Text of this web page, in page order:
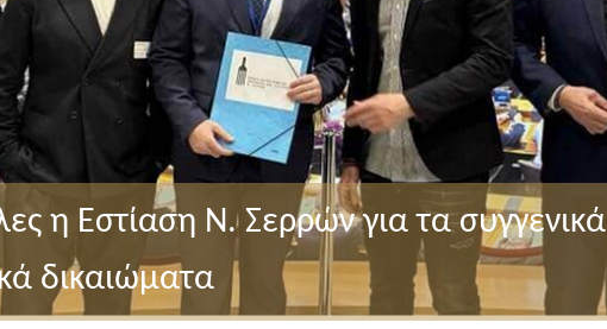
η Εστίαση Ν. Σερρών για τα συγγενικά
δικαιώματα